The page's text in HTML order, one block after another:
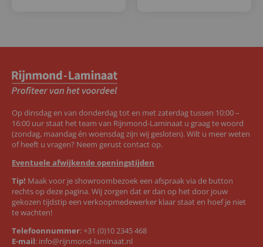
Op dinsdag en van donderdag tot en met zaterdag tussen 10:00 –
16:00 uur staat het team van Rijnmond-Laminaat u graag te woord
(zondag, maandag én woensdag zijn wij gesloten). Wilt u meer weten
of heeft u vragen? Neem gerust contact op.
Eventuele afwijkende openingstijden
Tip! Maak voor je showroombezoek een afspraak via de button
rechts op deze pagina. Wij zorgen dat er dan op het door jouw
gekozen tijdstip een verkoopmedewerker klaar staat en hoef je niet
te wachten!
Telefoonnummer:+31 (0)10 2345 468
E-mail: info@rijnmond-laminaat.nl